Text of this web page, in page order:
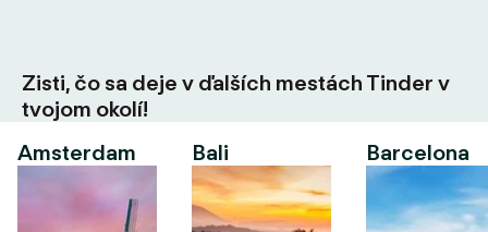
Zisti, čo sa deje v ďalších mestách Tinder v
tvojom okolí!
Amsterdam
Bali Barcelona